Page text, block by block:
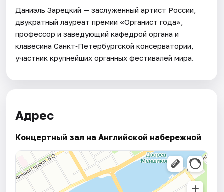
Даниэль Зарецкий — заслуженный артист России,
двукратный лауреат премии «Органист года»,
профессор и заведующий кафедрой органа и
клавесина Санкт‑Петербургской консерватории,
участник крупнейших органных фестивалей мира.
Адрес
Концертный зал на Английской набережной